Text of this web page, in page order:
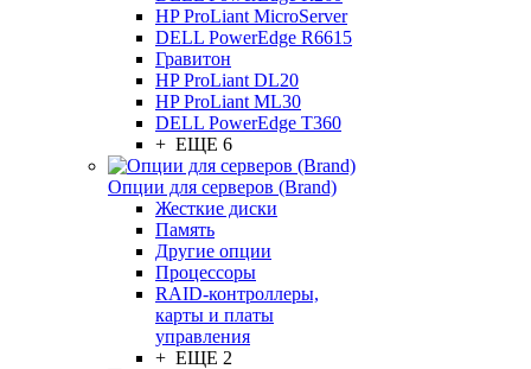
HP ProLiant MicroServer
DELL PowerEdge R6615
Гравитон
HP ProLiant DL20
HP ProLiant ML30
DELL PowerEdge T360
+ ЕЩЕ 6
Опции для серверов (Brand)
Жесткие диски
Память
Другие опции
Процессоры
RAID-контроллеры,
карты и платы
управления
+ ЕЩЕ 2